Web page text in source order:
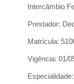
Intercâmbio
Prestador:
Matrícula:
Vigência: 01/
Especialidade: